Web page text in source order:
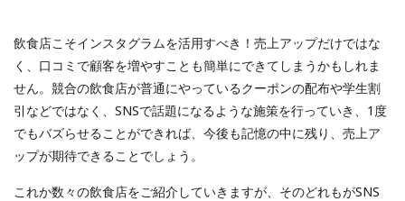
飲食店こそインスタグラムを活用すべき！売上アップだけではな
く、口コミで顧客を増やすことも簡単にできてしまうかもしれま
せん。競合の飲食店が普通にやっているクーポンの配布や学生割
引などではなく、SNSで話題になるような施策を行っていき、1度
でもバズらせることができれば、今後も記憶の中に残り、売上ア
ップが期待できることでしょう。
これか数々の飲食店をご紹介していきますが、そのどれもがSNS